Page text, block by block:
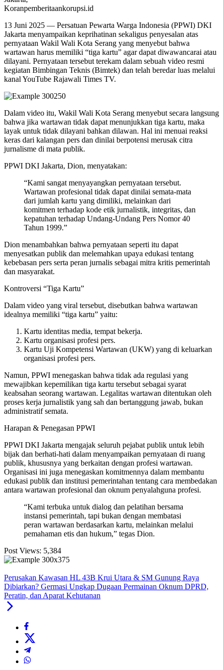
Koranpemberitaankorupsi.id
13 Juni 2025 — Persatuan Pewarta Warga Indonesia (PPWI) DKI
Jakarta menyampaikan keprihatinan sekaligus penyesalan atas
pernyataan Wakil Wali Kota Serang yang menyebut bahwa
wartawan harus memiliki “tiga kartu” agar dapat diwawancarai atau
dilayani. Pernyataan tersebut terekam dalam sebuah video resmi
kegiatan Bimbingan Teknis (Bimtek) dan telah beredar luas melalui
kanal YouTube Rajawali Times TV.
Dalam video itu, Wakil Wali Kota Serang menyebut secara langsung
bahwa jika wartawan tidak dapat menunjukkan tiga kartu, maka
layak untuk tidak dilayani bahkan dilawan. Hal ini menuai reaksi
keras dari kalangan pers dan dinilai berpotensi merusak citra
jurnalisme di mata publik.
PPWI DKI Jakarta, Dion, menyatakan:
“Kami sangat menyayangkan pernyataan tersebut.
Wartawan profesional tidak dapat dinilai semata-mata
dari jumlah kartu yang dimiliki, melainkan dari
komitmen terhadap kode etik jurnalistik, integritas, dan
kepatuhan terhadap Undang-Undang Pers Nomor 40
Tahun 1999.”
Dion menambahkan bahwa pernyataan seperti itu dapat
menyesatkan publik dan melemahkan upaya edukasi tentang
kebebasan pers serta peran jurnalis sebagai mitra kritis pemerintah
dan masyarakat.
Kontroversi “Tiga Kartu”
Dalam video yang viral tersebut, disebutkan bahwa wartawan
idealnya memiliki “tiga kartu” yaitu:
Kartu identitas media, tempat bekerja.
Kartu organisasi profesi pers.
Kartu Uji Kompetensi Wartawan (UKW) yang di keluarkan
organisasi profesi pers.
Namun, PPWI menegaskan bahwa tidak ada regulasi yang
mewajibkan kepemilikan tiga kartu tersebut sebagai syarat
keabsahan seorang wartawan. Legalitas wartawan ditentukan oleh
proses kerja jurnalistik yang sah dan bertanggung jawab, bukan
administratif semata.
Harapan & Penegasan PPWI
PPWI DKI Jakarta mengajak seluruh pejabat publik untuk lebih
bijak dan berhati-hati dalam menyampaikan pernyataan di ruang
publik, khususnya yang berkaitan dengan profesi wartawan.
Organisasi ini juga menegaskan komitmennya dalam membantu
edukasi publik dan institusi pemerintahan tentang cara membedakan
antara wartawan profesional dan oknum penyalahguna profesi.
“Kami terbuka untuk dialog dan pelatihan bersama
instansi pemerintah, tapi bukan dengan membatasi
peran wartawan berdasarkan kartu, melainkan melalui
pemahaman etis dan hukum,” tegas Dion.
Post Views: 5,384
Perusakan Kawasan HL 43B Krui Utara & SM Gunung Raya
Dibiarkan? Germasi Ungkap Dugaan Permainan Oknum DPRD,
Peratin, dan Aparat Kehutanan